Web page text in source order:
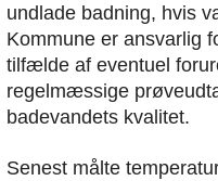
undlade badning, hvis
Kommune er ansvarlig
tilfælde af eventuel
regelmæssige
badevandets kvalitet.
Senest målte